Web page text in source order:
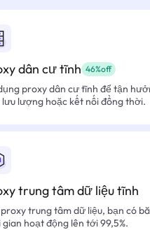
dân cư tĩnh 46%off
proxy dân cư tĩnh để tận
lưu lượng hoặc kết nối đồng thời.
trung tâm dữ liệu tĩnh
trung tâm dữ liệu, bạn có
hoạt động lên tới 99,5%.